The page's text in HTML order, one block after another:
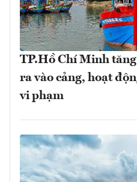
TP.Hồ Chí Minh
ra vào cảng, hoạt
vi phạm